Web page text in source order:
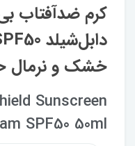
کرم ضدآفتاب
خشک و نرمال حجم 50
Sunscreen
SPF50 50ml